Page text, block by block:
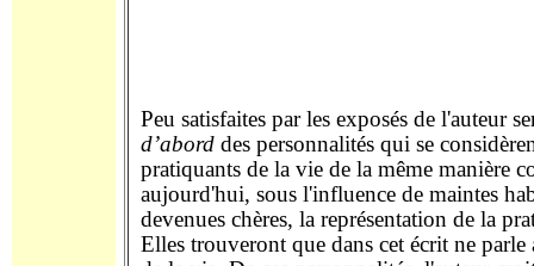
Peu satisfaites par les exposés de l'auteur
d’abord des personnalités qui se
pratiquants de la vie de la même manière
aujourd'hui, sous l'influence de maintes
devenues chères, la représentation de la
Elles trouveront que dans cet écrit ne parle